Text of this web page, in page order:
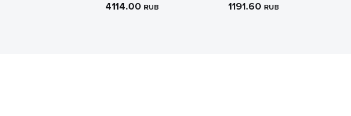
4114.00 RUB
1191.60 RUB